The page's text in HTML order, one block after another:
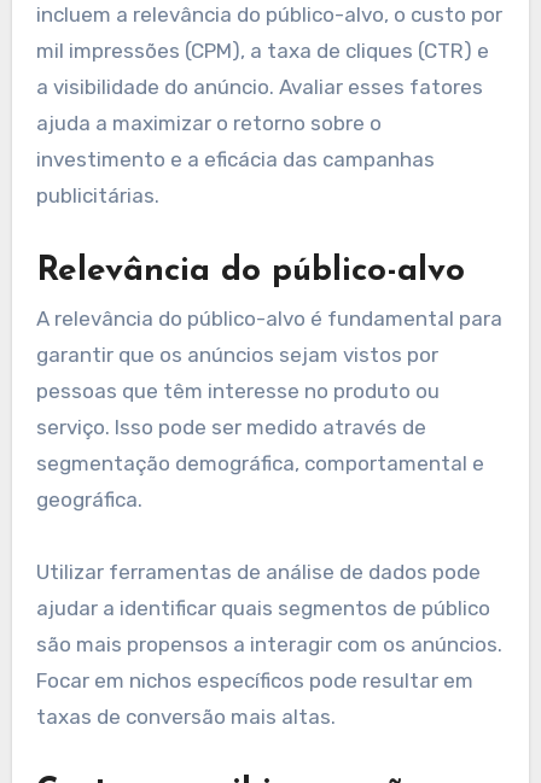
Quais critérios devem ser
avaliados para a
colocação de anúncios?
Os critérios para a colocação de anúncios
mil impressões (CPM), a taxa de cliques (CTR) e
ajuda a maximizar o retorno sobre o
investimento e a eficácia das campanhas
publicitárias.
Relevância do público-alvo
garantir que os anúncios sejam vistos por
pessoas que têm interesse no produto ou
serviço. Isso pode ser medido através de
segmentação demográfica, comportamental e
geográfica.